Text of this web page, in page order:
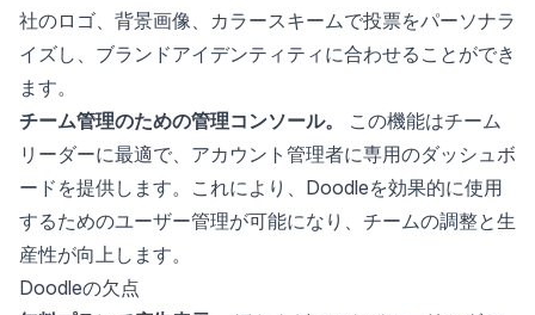
社のロゴ、背景画像、カラースキームで投票をパーソナラ
イズし、ブランドアイデンティティに合わせることができ
ます。
チーム管理のための管理コンソール。
この機能はチーム
リーダーに最適で、アカウント管理者に専用のダッシュボ
ードを提供します。これにより、Doodleを効果的に使用
するためのユーザー管理が可能になり、チームの調整と生
産性が向上します。
Doodleの欠点